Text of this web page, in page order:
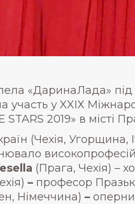
«ДаринаЛада»
участь у XXІХ
2019» в місті
(Чехія,
(Прага, Чехія) –
– професор
Німеччина) –